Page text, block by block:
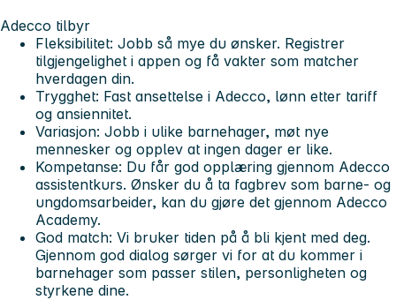
Adecco tilbyr
Fleksibilitet: Jobb så mye du ønsker. Registrer
tilgjengelighet i appen og få vakter som matcher
hverdagen din.
Trygghet: Fast ansettelse i Adecco, lønn etter tariff
og ansiennitet.
Variasjon: Jobb i ulike barnehager, møt nye
mennesker og opplev at ingen dager er like.
Kompetanse: Du får god opplæring gjennom Adecco
assistentkurs. Ønsker du å ta fagbrev som barne- og
ungdomsarbeider, kan du gjøre det gjennom Adecco
Academy.
God match: Vi bruker tiden på å bli kjent med deg.
Gjennom god dialog sørger vi for at du kommer i
barnehager som passer stilen, personligheten og
styrkene dine.